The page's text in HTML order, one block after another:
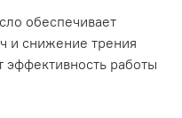
обеспечивает
и снижение трения
работы